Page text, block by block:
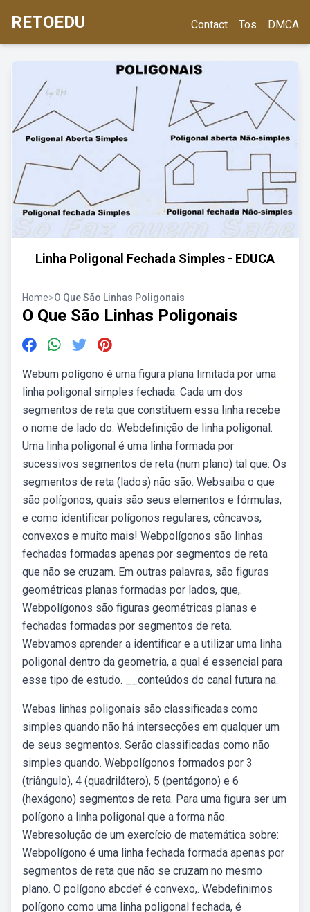
RETOEDU Contact Tos DMCA
Linha Poligonal Fechada Simples - EDUCA
Home>O Que São Linhas Poligonais
O Que São Linhas Poligonais
Webum polígono é uma figura plana limitada por uma
linha poligonal simples fechada. Cada um dos
segmentos de reta que constituem essa linha recebe
o nome de lado do. Webdefinição de linha poligonal.
Uma linha poligonal é uma linha formada por
sucessivos segmentos de reta (num plano) tal que: Os
segmentos de reta (lados) não são. Websaiba o que
são polígonos, quais são seus elementos e fórmulas,
e como identificar polígonos regulares, côncavos,
convexos e muito mais! Webpolígonos são linhas
fechadas formadas apenas por segmentos de reta
que não se cruzam. Em outras palavras, são figuras
geométricas planas formadas por lados, que,.
Webpolígonos são figuras geométricas planas e
fechadas formadas por segmentos de reta.
Webvamos aprender a identificar e a utilizar uma linha
poligonal dentro da geometria, a qual é essencial para
esse tipo de estudo. __conteúdos do canal futura na.
Webas linhas poligonais são classificadas como
simples quando não há intersecções em qualquer um
de seus segmentos. Serão classificadas como não
simples quando. Webpolígonos formados por 3
(triângulo), 4 (quadrilátero), 5 (pentágono) e 6
(hexágono) segmentos de reta. Para uma figura ser um
polígono a linha poligonal que a forma não.
Webresolução de um exercício de matemática sobre:
Webpolígono é uma linha fechada formada apenas por
segmentos de reta que não se cruzam no mesmo
plano. O polígono abcdef é convexo,. Webdefinimos
polígono como uma linha poligonal fechada, é